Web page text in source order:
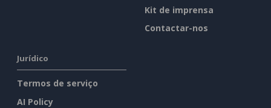
Kit de imprensa
Contactar-nos
Jurídico
Termos de serviço
AI Policy